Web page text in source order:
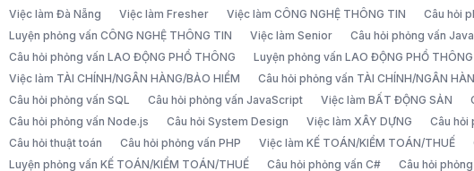
Việc làm Đà Nẵng
Việc làm Fresher Việc làm CÔNG NGHỆ THÔNG TIN
Câu hỏi
Luyện phỏng vấn CÔNG NGHỆ THÔNG TIN
Việc làm Senior Câu hỏi phỏng vấn Java
Câu hỏi phỏng vấn LAO ĐỘNG PHỔ THÔNG
Luyện phỏng vấn LAO ĐỘNG PHỔ THÔNG
Việc làm TÀI CHÍNH/NGÂN HÀNG/BẢO HIỂM
Câu hỏi phỏng vấn TÀI CHÍNH/NGÂN
Câu hỏi phỏng vấn SQL
Câu hỏi phỏng vấn JavaScript Việc làm BẤT ĐỘNG SẢN
Câu hỏi phỏng vấn Node.js
Câu hỏi System Design Việc làm XÂY DỰNG Câu hỏi
Câu hỏi thuật toán
Câu hỏi phỏng vấn PHP Việc làm KẾ TOÁN/KIỂM TOÁN/THUẾ
Luyện phỏng vấn KẾ TOÁN/KIỂM TOÁN/THUẾ
Câu hỏi phỏng vấn C# Câu hỏi